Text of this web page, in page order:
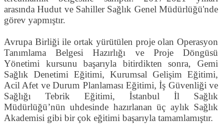
arasında Hudut ve Sahiller Sağlık Genel Müdürlüğü'nde
görev yapmıştır.
Avrupa Birliği ile ortak yürütülen proje olan Operasyon
Tanımlama Belgesi Hazırlığı ve Proje Döngüsü
Yönetimi kursunu başarıyla bitirdikten sonra, Gemi
Sağlık Denetimi Eğitimi, Kurumsal Gelişim Eğitimi,
Acil Afet ve Durum Planlaması Eğitimi, İş Güvenliği ve
Sağlığı Tebrik Eğitimi, İstanbul İl Sağlık
Müdürlüğü’nün uhdesinde hazırlanan üç aylık Sağlık
Akademisi gibi bir çok eğitimi başarıyla tamamlamıştır.